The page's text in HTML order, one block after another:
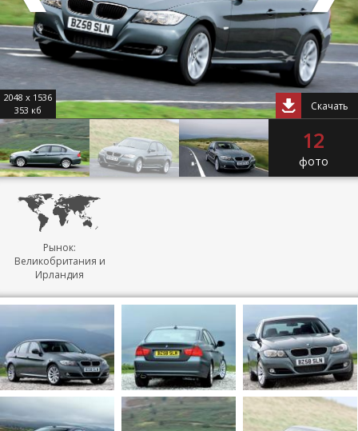
2048 x 1536
353 кб
Скачать
12
фото
Рынок:
Великобритания и
Ирландия